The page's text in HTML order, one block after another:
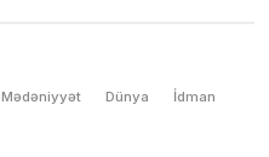
Mədəniyyət Dünya İdman